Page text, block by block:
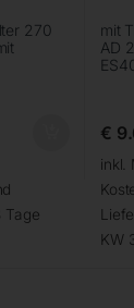
270
Tage
mit
AD
€
inkl.
KW